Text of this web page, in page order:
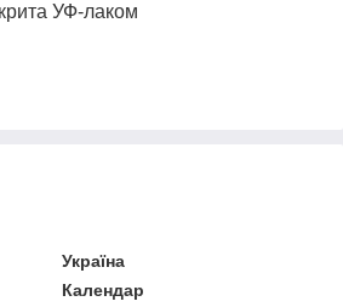
УФ-лаком
Україна
Календар